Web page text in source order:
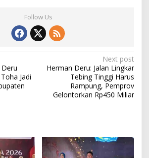
Follow Us
Jadi
Next post
Herman Deru: Jalan Lingkar
Tebing Tinggi Harus
Rampung, Pemprov
Gelontorkan Rp450 Miliar